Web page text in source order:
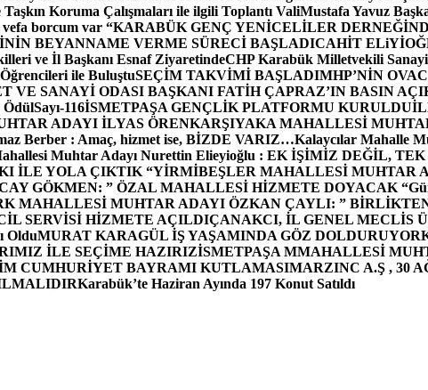
Koruma Çalışmaları ile ilgili Toplantı ValiMustafa Yavuz
borcum var “KARABÜK GENÇ YENİCELİLER
BEYANNAME VERME SÜRECİ BAŞLADICAHİT
ve İl Başkanı Esnaf ZiyaretindeCHP Karabük Milletvekili Sanayi
ile BuluştuSEÇİM TAKVİMİ BAŞLADIMHP’NİN
VE SANAYİ ODASI BAŞKANI FATİH ÇAPRAZ’IN BASIN
ÖdülSayı-116İSMETPAŞA GENÇLİK PLATFORMU KURULDU
ADAYI İLYAS ÖRENKARŞIYAKA MAHALLESİ
Berber : Amaç, hizmet ise, BİZDE VARIZ…Kalaycılar Mahalle
Muhtar Adayı Nurettin Elieyioğlu : EK İŞİMİZ DEĞİL,
İLE YOLA ÇIKTIK “YİRMİBEŞLER MAHALLESİ MUHTAR
GÖKMEN: ” ÖZAL MAHALLESİ HİZMETE DOYACAK “
MAHALLESİ MUHTAR ADAYI ÖZKAN ÇAYLI: ”
SERVİSİ HİZMETE AÇILDIÇANAKCI, İL GENEL MECLİS
OlduMURAT KARAGÜL İŞ YAŞAMINDA GÖZ DOLDURUYOR
İLE SEÇİME HAZIRIZİSMETPAŞA MMAHALLESİ
CUMHURİYET BAYRAMI KUTLAMASIMARZINC A.Ş , 30
Karabük’te Haziran Ayında 197 Konut Satıldı